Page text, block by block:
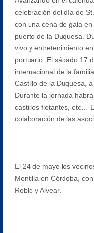
celebración del día de
con una cena de gala
puerto de la Duquesa.
vivo y entretenimiento
portuario. El sábado 17
internacional de la
Castillo de la Duquesa,
Durante la jornada
castillos flotantes, etc…
colaboración de las
El 24 de mayo los
Montilla en Córdoba,
Roble y Alvear.